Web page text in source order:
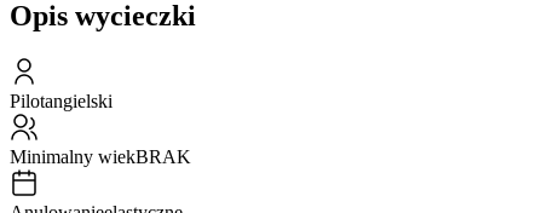
Opis wycieczki
Pilotangielski
Minimalny wiekBRAK